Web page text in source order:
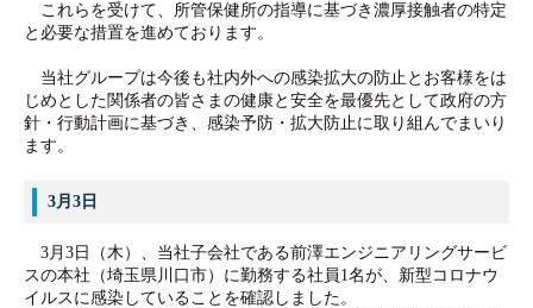
これらを受けて、所管保健所の指導に基づき濃厚接触者の特定
と必要な措置を進めております。
当社グループは今後も社内外への感染拡大の防止とお客様をは
じめとした関係者の皆さまの健康と安全を最優先として政府の方
針・行動計画に基づき、感染予防・拡大防止に取り組んでまいり
ます。
3月3日
3月3日（木）、当社子会社である前澤エンジニアリングサービ
スの本社（埼玉県川口市）に勤務する社員1名が、新型コロナウ
イルスに感染していることを確認しました。